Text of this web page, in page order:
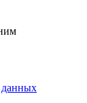
данных